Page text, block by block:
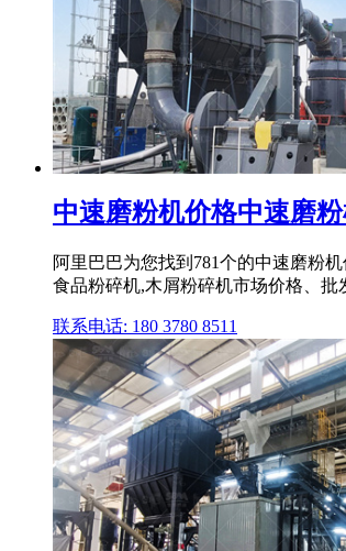
中速磨粉机价格中速磨
阿里巴巴为您找到781个的中速磨粉
食品粉碎机,木屑粉碎机市场价格、批
联系电话: 180 3780 8511